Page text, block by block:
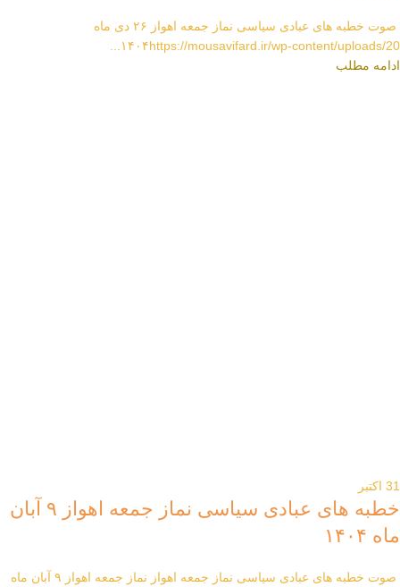
صوت خطبه های عبادی سیاسی نماز جمعه اهواز ۲۶ دی ماه
۱۴۰۴https://mousavifard.ir/wp-content/uploads/20...
ادامه مطلب
31 اکتبر
خطبه های عبادی سیاسی نماز جمعه اهواز ۹ آبان
ماه ۱۴۰۴
صوت خطبه های عبادی سیاسی نماز جمعه اهواز نماز جمعه اهواز ۹ آبان ماه